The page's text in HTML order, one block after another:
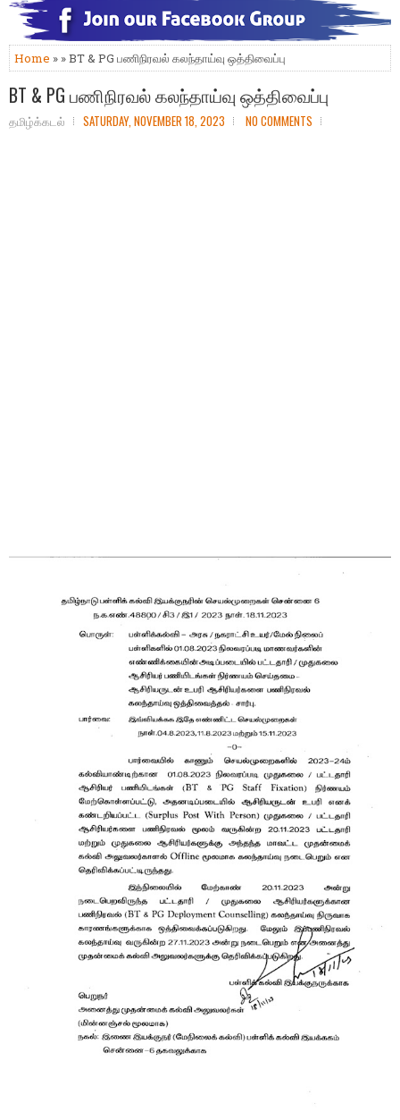
Home » » BT & PG பணிநிரவல் கலந்தாய்வு ஒத்திவைப்பு
BT & PG பணிநிரவல் கலந்தாய்வு ஒத்திவைப்பு
தமிழ்க்கடல் SATURDAY, NOVEMBER 18, 2023 NO COMMENTS